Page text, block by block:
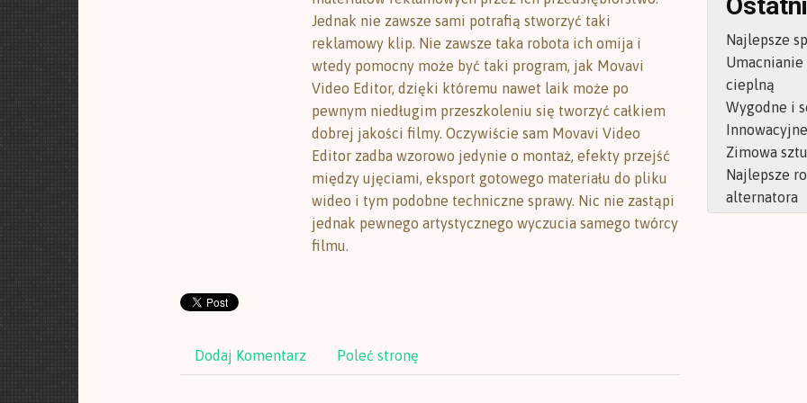
Jednak nie zawsze sami potrafią stworzyć taki
reklamowy klip. Nie zawsze taka robota ich omija i
wtedy pomocny może być taki program, jak Movavi
Video Editor, dzięki któremu nawet laik może po
pewnym niedługim przeszkoleniu się tworzyć całkiem
dobrej jakości filmy. Oczywiście sam Movavi Video
Editor zadba wzorowo jedynie o montaż, efekty przejść
między ujęciami, eksport gotowego materiału do pliku
wideo i tym podobne techniczne sprawy. Nic nie zastąpi
jednak pewnego artystycznego wyczucia samego twórcy
filmu.
Dodaj Komentarz Poleć stronę
Najlepsze
cieplną
Wygodne i
Zimowa
Najlepsze
alternatora